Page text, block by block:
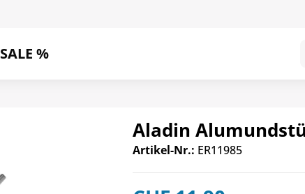
SALE %
Aladin
Artikel-Nr.: ER11985